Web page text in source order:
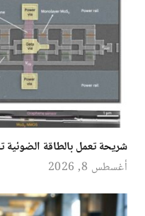
شريحة تعمل بالطاقة الضوئية
أغسطس 8, 2026